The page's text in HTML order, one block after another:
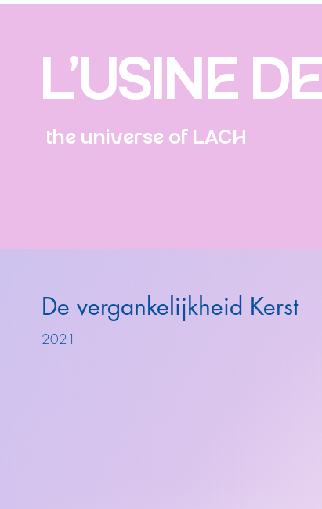
L'USINE
the universe of LACH
De vergankelijkheid Kerst
2021